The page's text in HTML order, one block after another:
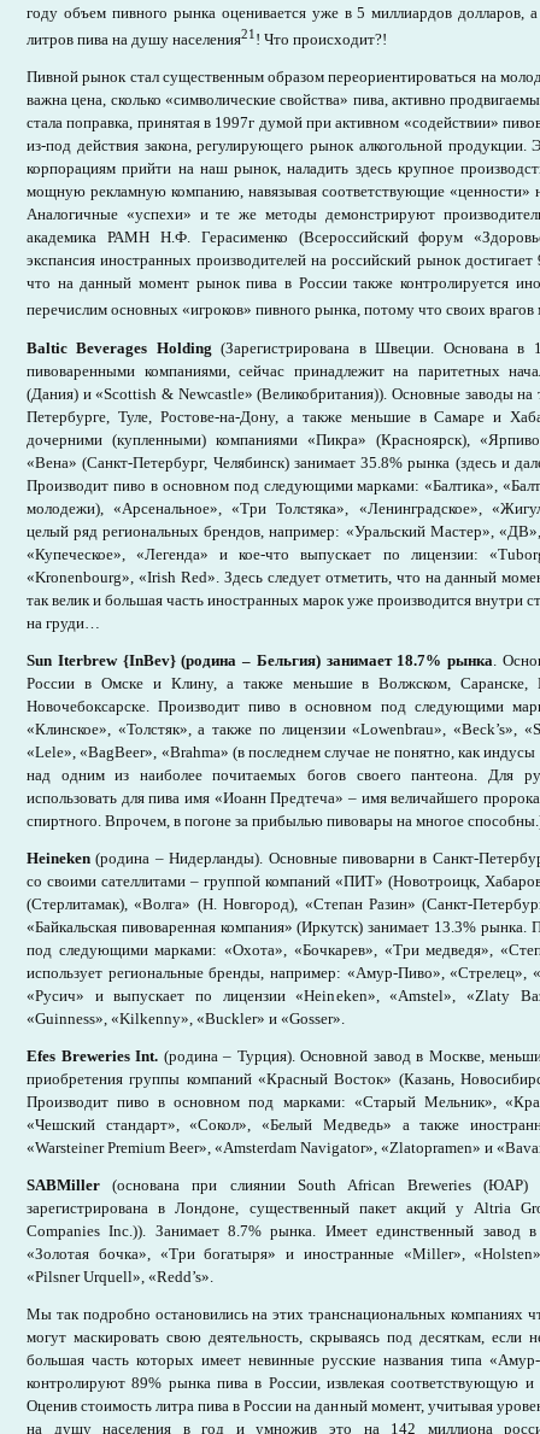
году объем пивного рынка оценивается уже в 5 миллиардов долларов,
литров пива на душу населения21 ! Что происходит?!
Пивной рынок стал существенным образом переориентироваться на
важна цена, сколько «символические свойства» пива, активно
стала поправка, принятая в 1997г думой при активном «содействии»
из-под действия закона, регулирующего рынок алкогольной продукции.
корпорациям прийти на наш рынок, наладить здесь крупное
мощную рекламную компанию, навязывая соответствующие
Аналогичные «успехи» и те же методы демонстрируют
академика РАМН Н.Ф. Герасименко (Всероссийский форум
экспансия иностранных производителей на российский рынок
что на данный момент рынок пива в России также контролируется
перечислим основных «игроков» пивного рынка, потому что своих
Baltic Beverages Holding (Зарегистрирована в Швеции. Основана в
пивоваренными компаниями, сейчас принадлежит на паритетных
(Дания) и «Scottish & Newcastle» (Великобритания)). Основные заводы на
Петербурге, Туле, Ростове-на-Дону, а также меньшие в Самаре и
дочерними (купленными) компаниями «Пикра» (Красноярск),
«Вена» (Санкт-Петербург, Челябинск) занимает 35.8% рынка (здесь и
Производит пиво в основном под следующими марками: «Балтика»,
молодежи), «Арсенальное», «Три Толстяка», «Ленинградское»,
целый ряд региональных брендов, например: «Уральский Мастер»,
«Купеческое», «Легенда» и кое-что выпускает по лицензии:
«Kronenbourg», «Irish Red». Здесь следует отметить, что на данный
так велик и большая часть иностранных марок уже производится внутри
на груди…
Sun Iterbrew {InBev} (родина – Бельгия) занимает 18.7% рынка .
России в Омске и Клину, а также меньшие в Волжском, Саранске,
Новочебоксарске. Производит пиво в основном под следующими
«Клинское», «Толстяк», а также по лицензии «Lowenbrau», «Beck’s»,
«Lele», «BagBeer», «Brahma» (в последнем случае не понятно, как индусы
над одним из наиболее почитаемых богов своего пантеона. Для
использовать для пива имя «Иоанн Предтеча» – имя величайшего
спиртного. Впрочем, в погоне за прибылью пивовары на многое
Heineken (родина – Нидерланды). Основные пивоварни в Санкт-
со своими сателлитами – группой компаний «ПИТ» (Новотроицк,
(Стерлитамак), «Волга» (Н. Новгород), «Степан Разин» (Санкт-
«Байкальская пивоваренная компания» (Иркутск) занимает 13.3% рынка.
под следующими марками: «Охота», «Бочкарев», «Три медведя»,
использует региональные бренды, например: «Амур-Пиво», «Стрелец»,
«Русич» и выпускает по лицензии «Heineken», «Amstel», «Zlaty
«Guinness», «Kilkenny», «Buckler» и «Gosser».
Efes Breweries Int. (родина – Турция). Основной завод в Москве,
приобретения группы компаний «Красный Восток» (Казань,
Производит пиво в основном под марками: «Старый Мельник»,
«Чешский стандарт», «Сокол», «Белый Медведь» а также
«Warsteiner Premium Beer», «Amsterdam Navigator», «Zlatopramen» и
SABMiller (основана при слиянии South African Breweries
зарегистрирована в Лондоне, существенный пакет акций у Altria
Companies Inc.)). Занимает 8.7% рынка. Имеет единственный завод
«Золотая бочка», «Три богатыря» и иностранные «Miller»,
«Pilsner Urquell», «Redd’s».
Мы так подробно остановились на этих транснациональных компаниях
могут маскировать свою деятельность, скрываясь под десяткам, если
большая часть которых имеет невинные русские названия типа
контролируют 89% рынка пива в России, извлекая соответствующую
Оценив стоимость литра пива в России на данный момент, учитывая
на душу населения в год и умножив это на 142 миллиона